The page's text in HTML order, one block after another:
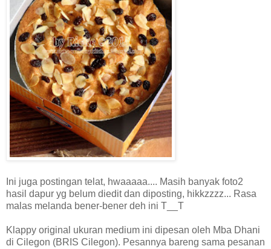
Ini juga postingan telat, hwaaaaa.... Masih banyak foto2
hasil dapur yg belum diedit dan diposting, hikkzzzz... Rasa
malas melanda bener-bener deh ini T__T
Klappy original ukuran medium ini dipesan oleh Mba Dhani
di Cilegon (BRIS Cilegon). Pesannya bareng sama pesanan